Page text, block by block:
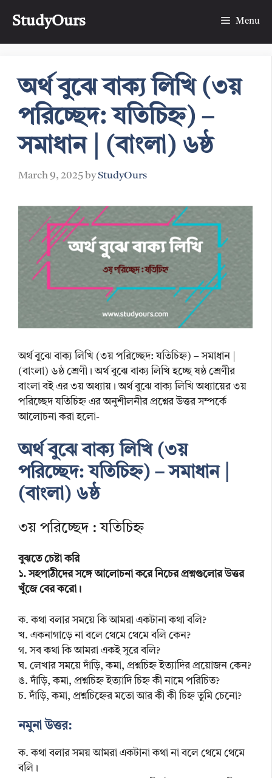
StudyOurs Menu
অর্থ বুঝে বাক্য লিখি (৩য়
পরিচ্ছেদ: যতিচিহ্ন) –
সমাধান | (বাংলা) ৬ষ্ঠ
March 9, 2025 byStudyOurs
অর্থ বুঝে বাক্য লিখি (৩য় পরিচ্ছেদ: যতিচিহ্ন) – সমাধান |
(বাংলা) ৬ষ্ঠ শ্রেণী। অর্থ বুঝে বাক্য লিখি হচ্ছে ষষ্ঠ শ্রেণীর
বাংলা বই এর ৩য় অধ্যায়। অর্থ বুঝে বাক্য লিখি অধ্যায়ের ৩য়
পরিচ্ছেদ যতিচিহ্ন এর অনুশীলনীর প্রশ্নের উত্তর সম্পর্কে
আলোচনা করা হলো-
অর্থ বুঝে বাক্য লিখি (৩য়
পরিচ্ছেদ: যতিচিহ্ন) – সমাধান |
(বাংলা) ৬ষ্ঠ
৩য় পরিচ্ছেদ : যতিচিহ্ন
বুঝতে চেষ্টা করি
১. সহপাঠীদের সঙ্গে আলোচনা করে নিচের প্রশ্নগুলোর উত্তর
খুঁজে বের করো।
ক. কথা বলার সময়ে কি আমরা একটানা কথা বলি?
খ. একনাগাড়ে না বলে থেমে থেমে বলি কেন?
গ. সব কথা কি আমরা একই সুরে বলি?
ঘ. লেখার সময়ে দাঁড়ি, কমা, প্রশ্নচিহ্ন ইত্যাদির প্রয়োজন কেন?
ঙ. দাঁড়ি, কমা, প্রশ্নচিহ্ন ইত্যাদি চিহ্ন কী নামে পরিচিত?
চ. দাঁড়ি, কমা, প্রশ্নচিহ্নের মতো আর কী কী চিহ্ন তুমি চেনো?
নমুনা উত্তর:
ক. কথা বলার সময় আমরা একটানা কথা না বলে থেমে থেমে
বলি।